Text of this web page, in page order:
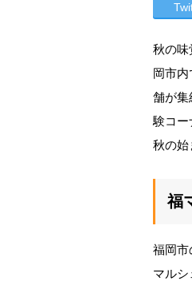
秋の味
岡市
舗が集
験コー
秋の始
福
福岡市
マルシ